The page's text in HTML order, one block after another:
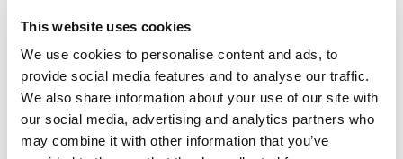
This website uses cookies
We use cookies to personalise content and ads, to
provide social media features and to analyse our traffic.
We also share information about your use of our site with
our social media, advertising and analytics partners who
may combine it with other information that you’ve
projet du musée d'introduire un
discours politique dans les salles de
classe canadiennes